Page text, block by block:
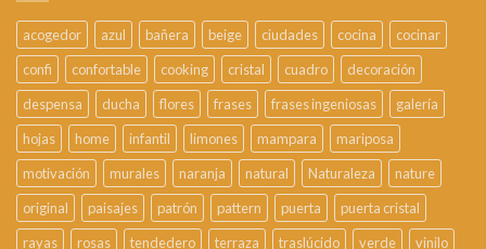
acogedor azul bañera beige ciudades cocina
cocinar
confi
confortable cooking cristal cuadro
decoración
despensa
ducha flores frases frases ingeniosas
galería
hojas
home infantil limones mampara
mariposa
motivación
murales naranja natural Naturaleza
nature
original
paisajes patrón pattern puerta
puerta cristal
rayas
rosas tendedero terraza traslúcido verde
vinilo